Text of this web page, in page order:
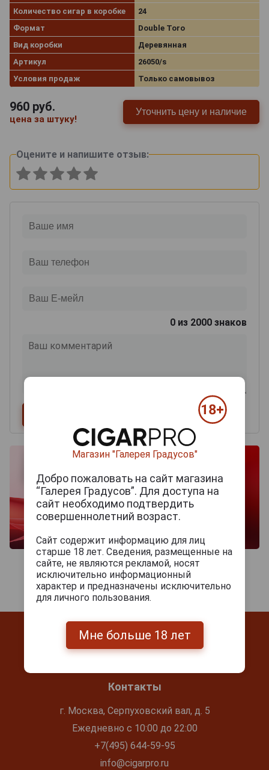
Количество сигар в коробке
24
Формат
Double Toro
Вид коробки
Деревянная
Артикул
26050/s
Условия продаж
Только самовывоз
960 руб.
цена за штуку!
Уточнить цену и наличие
Оцените и напишите отзыв:
0 из 2000 знаков
Контакты
г. Москва, Серпуховский вал, д. 5
Ежедневно с 10:00 до 22:00
+7(495) 644-59-95
info@cigarpro.ru
Магазин "Галерея Градусов"
Добро пожаловать на сайт магазина
“Галерея Градусов”. Для доступа на
сайт необходимо подтвердить
совершеннолетний возраст.
Сайт содержит информацию для лиц
старше 18 лет. Сведения, размещенные на
сайте, не являются рекламой, носят
исключительно информационный
характер и предназначены исключительно
для личного пользования.
Мне больше 18 лет